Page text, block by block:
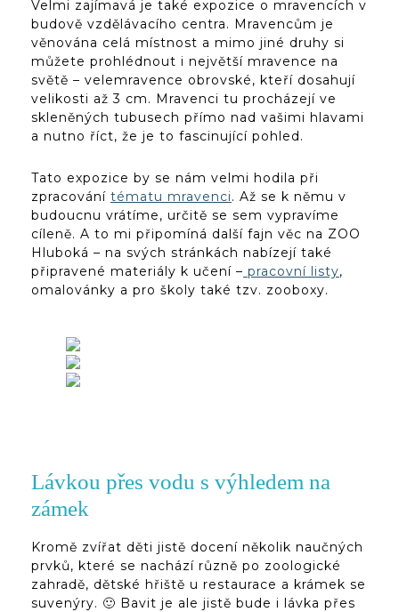
Velmi zajímavá je také expozice o mravencích v
budově vzdělávacího centra. Mravencům je
věnována celá místnost a mimo jiné druhy si
můžete prohlédnout i největší mravence na
světě – velemravence obrovské, kteří dosahují
velikosti až 3 cm. Mravenci tu procházejí ve
skleněných tubusech přímo nad vašimi hlavami
a nutno říct, že je to fascinující pohled.
Tato expozice by se nám velmi hodila při
zpracování tématu mravenci. Až se k němu v
budoucnu vrátíme, určitě se sem vypravíme
cíleně. A to mi připomíná další fajn věc na ZOO
Hluboká – na svých stránkách nabízejí také
připravené materiály k učení – pracovní listy,
omalovánky a pro školy také tzv. zooboxy.
Lávkou přes vodu s výhledem na
zámek
Kromě zvířat děti jistě docení několik naučných
prvků, které se nachází různě po zoologické
zahradě, dětské hřiště u restaurace a krámek se
suvenýry. 🙂 Bavit je ale jistě bude i lávka přes